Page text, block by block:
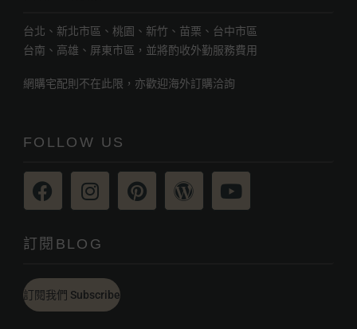
台北、新北市區、桃園、新竹、苗栗、台中市區
台南、高雄、屏東市區，並將酌收外勤服務費用
網購宅配則不在此限，亦歡迎海外訂購洽詢
FOLLOW US
訂閱BLOG
訂閱我們 Subscribe